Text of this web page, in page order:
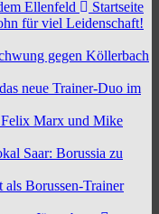
Ellenfeld
Startseite
für viel Leidenschaft!
gegen Köllerbach
neue Trainer-Duo im
Marx und Mike
Saar: Borussia zu
als Borussen-Trainer